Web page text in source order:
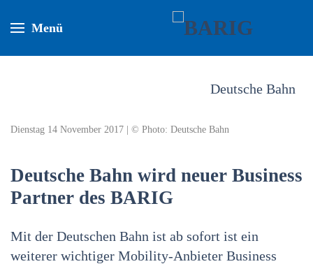
Menü
Deutsche Bahn
Dienstag 14 November 2017 | © Photo: Deutsche Bahn
Deutsche Bahn wird neuer Business
Partner des BARIG
Mit der Deutschen Bahn ist ab sofort ist ein
weiterer wichtiger Mobility-Anbieter Business